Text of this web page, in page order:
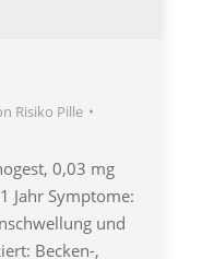
Risiko Pille
0,03 mg
Jahr Symptome:
und
Becken-,